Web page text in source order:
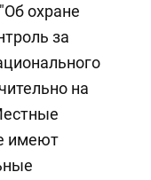
охране
за
на
имеют